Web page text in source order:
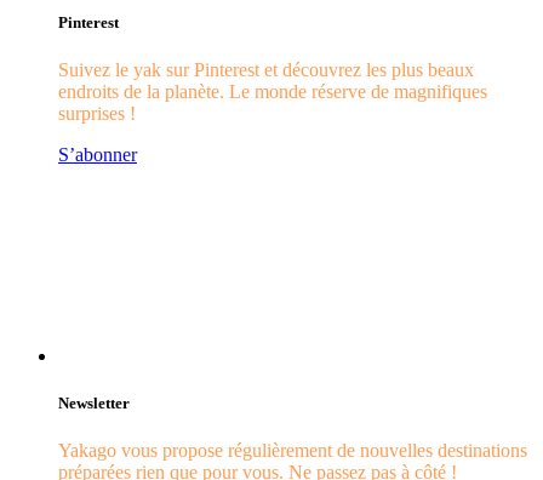
Pinterest
Suivez le yak sur Pinterest et découvrez les plus beaux
endroits de la planète. Le monde réserve de magnifiques
surprises !
S’abonner
Newsletter
Yakago vous propose régulièrement de nouvelles destinations
préparées rien que pour vous. Ne passez pas à côté !